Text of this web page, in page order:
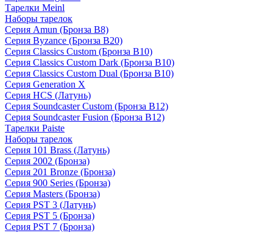
Тарелки Meinl
Наборы тарелок
Серия Amun (Бронза B8)
Серия Byzance (Бронза B20)
Серия Classics Custom (Бронза B10)
Серия Classics Custom Dark (Бронза B10)
Серия Classics Custom Dual (Бронза B10)
Серия Generation X
Серия HCS (Латунь)
Серия Soundcaster Custom (Бронза B12)
Серия Soundcaster Fusion (Бронза B12)
Тарелки Paiste
Наборы тарелок
Серия 101 Brass (Латунь)
Серия 2002 (Бронза)
Серия 201 Bronze (Бронза)
Серия 900 Series (Бронза)
Серия Masters (Бронза)
Серия PST 3 (Латунь)
Серия PST 5 (Бронза)
Серия PST 7 (Бронза)